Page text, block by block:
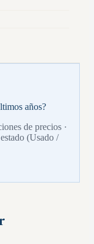
años?
de precios ·
(Usado /